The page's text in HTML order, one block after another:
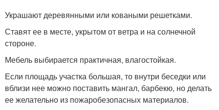
Украшают деревянными или коваными решетками.
Ставят ее в месте, укрытом от ветра и на солнечной
стороне.
Мебель выбирается практичная, влагостойкая.
Если площадь участка большая, то внутри беседки или
вблизи нее можно поставить мангал, барбекю, но делать
ее желательно из пожаробезопасных материалов.